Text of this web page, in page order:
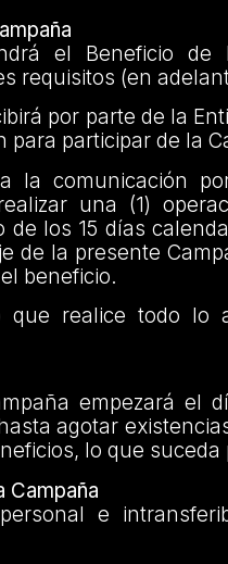
el Beneficio
requisitos (en
por parte de la
para participar de la
la comunicación
una (1)
los 15 días
de la presente
beneficio.
que realice todo lo
empezará el
agotar
lo que suceda
Campaña
e